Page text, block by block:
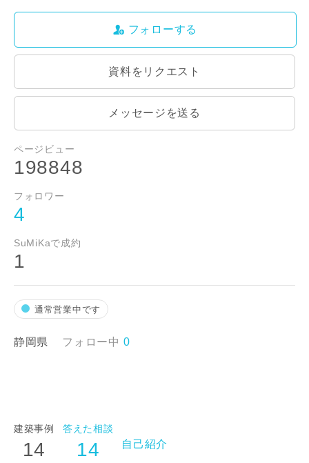
フォローする
資料をリクエスト
メッセージを送る
ページビュー
198848
フォロワー
4
SuMiKaで成約
1
通常営業中です
静岡県 フォロー中 0
建築事例
14
答えた相談
14 自己紹介